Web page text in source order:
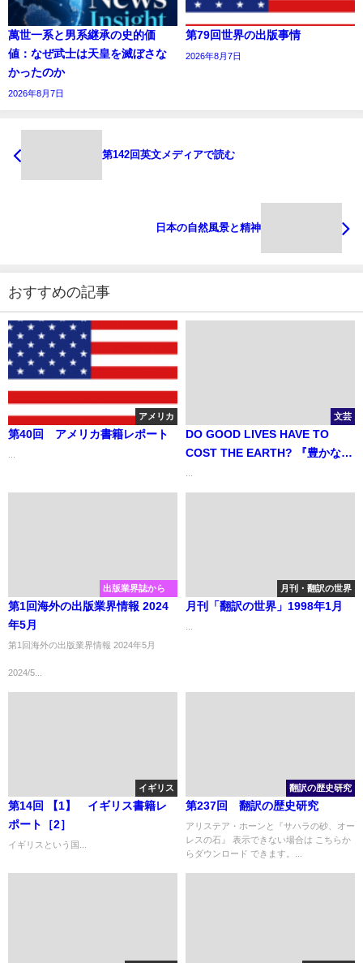
萬世一系と男系継承の史的価
値：なぜ武士は天皇を滅ぼさな
かったのか
2026年8月7日
第79回世界の出版事情
2026年8月7日
第142回英文メディアで読む
日本の自然風景と精神
おすすめの記事
アメリカ
第40回 アメリカ書籍レポート
文芸
DO GOOD LIVES HAVE TO
COST THE EARTH? 『豊かな生
出版業界誌から
第1回海外の出版業界情報 2024
年5月
第1回海外の出版業界情報 2024年5月
2024/5...
月刊・翻訳の世界
月刊「翻訳の世界」1998年1月
イギリス
第14回 【1】 イギリス書籍レ
ポート［2］
イギリスという国...
翻訳の歴史研究
第237回 翻訳の歴史研究
アリステア・ホーンと『サハラの砂、オー
レスの石』 表示できない場合は こちらか
らダウンロード できます。...